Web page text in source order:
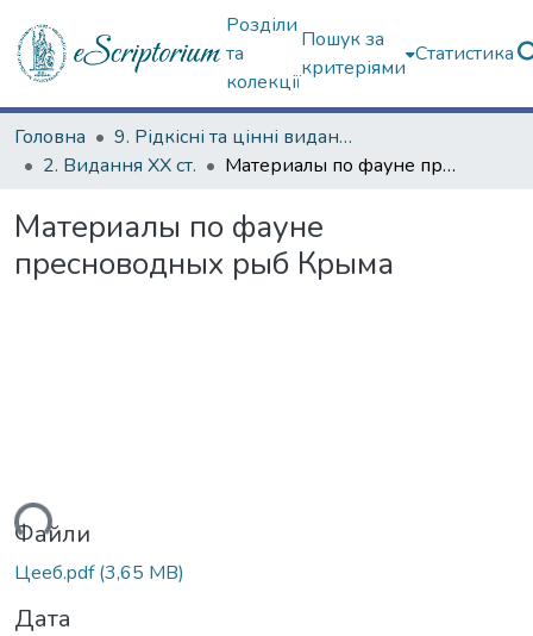
Розділи
та
колекції
Пошук за
критеріями
Статистика
Головна
9. Рідкісні та цінні видання
2. Видання ХХ ст.
Материалы по фауне пресноводных рыб Крыма
Материалы по фауне
пресноводных рыб Крыма
Файли
Цееб.pdf(3,65 MB)
Дата